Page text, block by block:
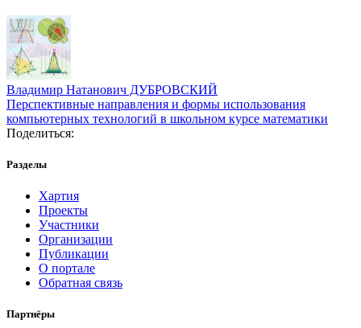
Владимир Натанович ДУБРОВСКИЙ
Перспективные направления и формы использования
компьютерных технологий в школьном курсе математики
Поделиться:
Разделы
Хартия
Проекты
Участники
Организации
Публикации
О портале
Обратная связь
Партнёры